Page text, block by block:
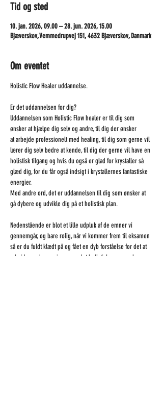
Tid og sted
10. jan. 2026, 09.00 – 28. jun. 2026, 15.00
Bjæverskov, Vemmedrupvej 151, 4632 Bjæverskov, Danmark
Om eventet
Holistic Flow Healer uddannelse.
Er det uddannelsen for dig?
Uddannelsen som Holistic Flow healer er til dig som
ønsker at hjælpe dig selv og andre, til dig der ønsker
at arbejde professionelt med healing, til dig som gerne vil
lærer dig selv bedre at kende, til dig der gerne vil have en
holistisk tilgang og hvis du også er glad for krystaller så
glæd dig, for du får også indsigt i krystallernes fantastiske
energier.
Med andre ord, det er uddannelsen til dig som ønsker at
gå dybere og udvikle dig på et holistisk plan.
Nedenstående er blot et lille udpluk af de emner vi
gennemgår, og bare rolig, når vi kommer frem til eksamen
så er du fuldt klædt på og fået en dyb forståelse for det at
arbejde med energier og se det holistiske menneske.